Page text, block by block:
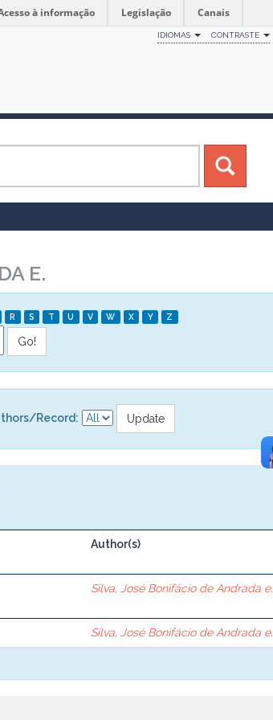
à informação Legislação Canais
IDIOMAS CONTRASTE
E.
R S T U V W X Y Z
Record:
Author(s)
Silva, José Bonifácio de Andrada e.
Silva, José Bonifácio de Andrada e.